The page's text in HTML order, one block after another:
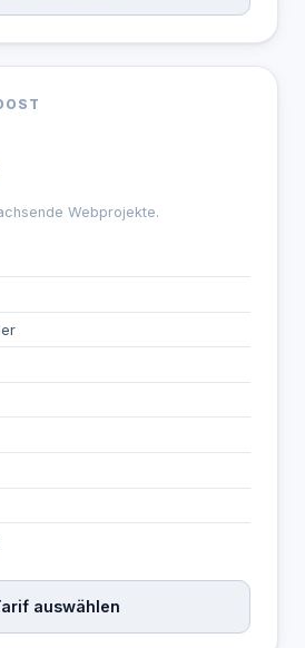
Webprojekte.
auswählen